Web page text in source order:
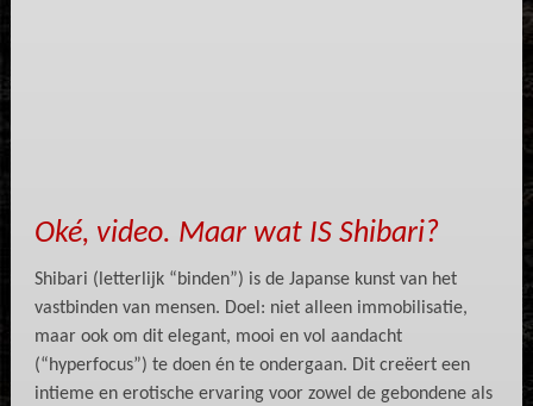
Oké, video. Maar wat IS Shibari?
Shibari (letterlijk “binden”) is de Japanse kunst van het
vastbinden van mensen. Doel: niet alleen immobilisatie,
maar ook om dit elegant, mooi en vol aandacht
(“hyperfocus”) te doen én te ondergaan. Dit creëert een
intieme en erotische ervaring voor zowel de gebondene als